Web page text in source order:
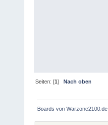
Seiten: [1]Nach oben
Boards von Warzone2100.de